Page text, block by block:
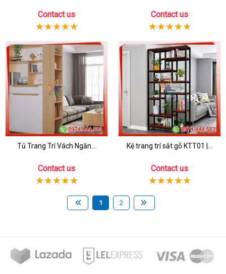
Contact us Contact us
Tủ Trang Trí Vách Ngăn...
Contact us
Kệ trang trí sắt gỗ KTT01 |...
Contact us
1 2